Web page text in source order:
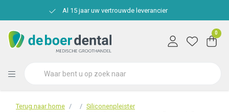
Al 15 jaar uw vertrouwde leverancier
0
Terug naar home
Siliconenpleister